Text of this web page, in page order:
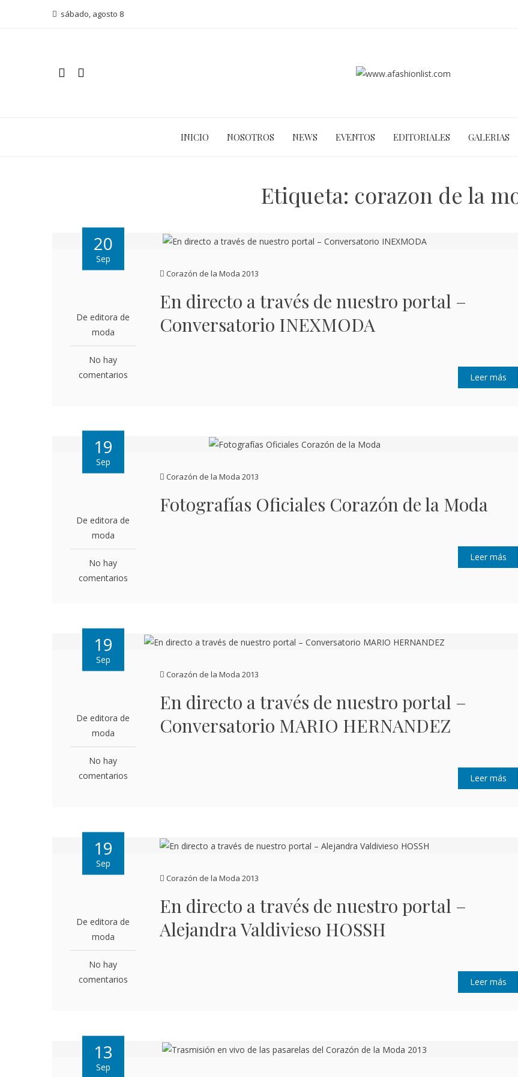
sábado, agosto 8
INICIO NOSOTROS NEWS EVENTOS EDITORIALES GALERIAS
Etiqueta: corazon de la
20
Sep
De editora de
moda
No hay
comentarios
Corazón de la Moda 2013
En directo a través de nuestro portal –
Conversatorio INEXMODA
Leer más
19
Sep
De editora de
moda
No hay
comentarios
Corazón de la Moda 2013
Fotografías Oficiales Corazón de la Moda
Leer más
19
Sep
De editora de
moda
No hay
comentarios
Corazón de la Moda 2013
En directo a través de nuestro portal –
Conversatorio MARIO HERNANDEZ
Leer más
19
Sep
De editora de
moda
No hay
comentarios
Corazón de la Moda 2013
En directo a través de nuestro portal –
Alejandra Valdivieso HOSSH
Leer más
13
Sep